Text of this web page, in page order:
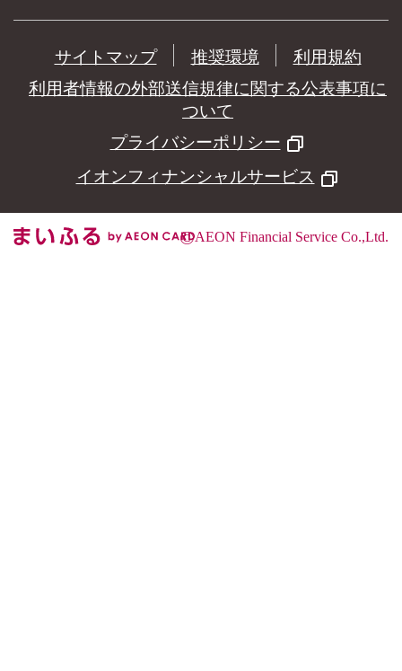
サイトマップ 推奨環境
利用規約
利用者情報の外部送信規律に関する公表事項に
ついて
プライバシーポリシー
イオンフィナンシャルサービス
©AEON Financial Service Co.,Ltd.